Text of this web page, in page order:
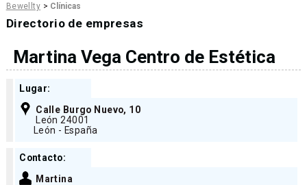
Bewellty > Clínicas
Directorio de empresas
Martina Vega Centro de Estética
Lugar:
Calle Burgo Nuevo, 10
León 24001
León - España
Contacto:
Martina